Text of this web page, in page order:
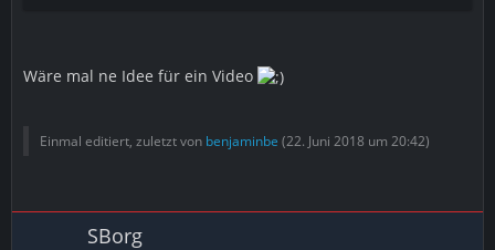
Wäre mal ne Idee für ein Video
Einmal editiert, zuletzt von benjaminbe (22. Juni 2018 um 20:42)
SBorg